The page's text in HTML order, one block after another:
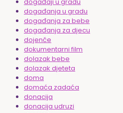
događanja u gradu
događanja za bebe
događanja za djecu
dojenče
dokumentarni film
dolazak bebe
dolazak djeteta
doma
domaća zadaća
donacija
donacija udruzi